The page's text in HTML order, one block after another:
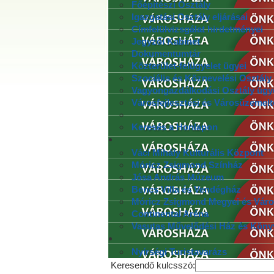
Főépítészi Osztály
Igazgatási Osztály eljárásai
Címfelülvizsgálat hirdetményei
Jegyzői Kabinet
Dokumentumtár
Közterület-felügyelet ügyei
Szociális és Köznevelési Osztály
Vagyongazdálkodási Osztály
Városfejlesztési és
Keresés a Honlapon
Váci Mihály Kulturális Központ
Móricz Zsigmond Színház
Jósa András Múzeum
Bencs Villa és Vendégház
Móricz Zsigmond Megyei és
Continental Aréna
Vasutas Művelődési Ház és
Nyírségi Turistavarázs
Keresendő kulcsszó: